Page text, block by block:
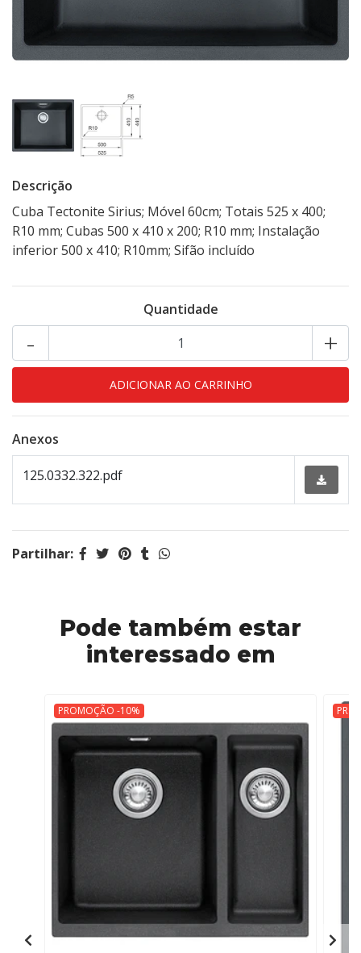
Descrição
Cuba Tectonite Sirius; Móvel 60cm; Totais 525 x 400;
R10 mm; Cubas 500 x 410 x 200; R10 mm; Instalação
inferior 500 x 410; R10mm; Sifão incluído
Quantidade
+
-
Anexos
125.0332.322.pdf
Partilhar:
Pode também estar
interessado em
PROMOÇÃO -10%